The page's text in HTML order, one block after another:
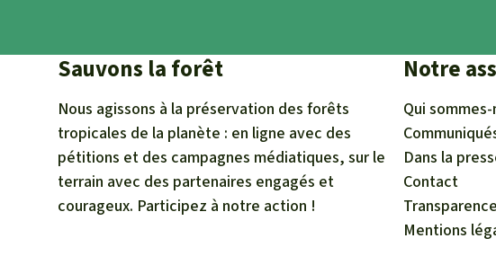
Sauvons la forêt
Nous agissons à la préservation des forêts
tropicales de la planète : en ligne avec des
pétitions et des campagnes médiatiques, sur le
terrain avec des partenaires engagés et
courageux. Participez à notre action !
Notre
Qui sommes-
Dans la
Contact
Transparence
Mentions